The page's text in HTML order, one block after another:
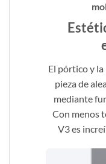
El pórtico y la
pieza de
mediante
Con menos
V3 es